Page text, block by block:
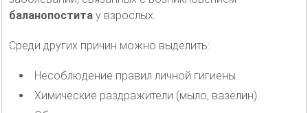
баланопостита у взрослых.
Среди других причин можно выделить:
Несоблюдение правил личной гигиены.
Химические раздражители (мыло, вазелин).